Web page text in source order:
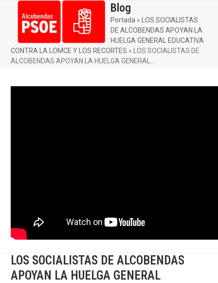
contentmobile
menu
mobile
menu
Blog
Portada »
LOS SOCIALISTAS
DE ALCOBENDAS APOYAN LA
HUELGA GENERAL EDUCATIVA
CONTRA LA LOMCE Y LOS RECORTES »
LOS SOCIALISTAS DE
ALCOBENDAS APOYAN LA HUELGA GENERAL…
LOS SOCIALISTAS DE ALCOBENDAS
APOYAN LA HUELGA GENERAL